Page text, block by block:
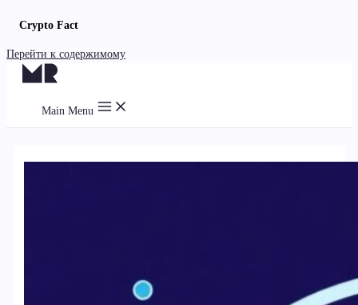
Crypto Fact
Перейти к содержимому
Main Menu